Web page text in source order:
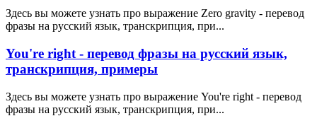
Здесь вы можете узнать про выражение Zero gravity - перевод
фразы на русский язык, транскрипция, при...
You're right - перевод фразы на русский язык,
транскрипция, примеры
Здесь вы можете узнать про выражение You're right - перевод
фразы на русский язык, транскрипция, при...